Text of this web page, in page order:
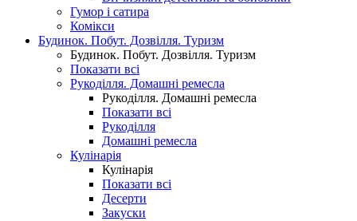
Гумор і сатира
Комікси
Будинок. Побут. Дозвілля. Туризм
Будинок. Побут. Дозвілля. Туризм
Показати всі
Рукоділля. Домашні ремесла
Рукоділля. Домашні ремесла
Показати всі
Рукоділля
Домашні ремесла
Кулінарія
Кулінарія
Показати всі
Десерти
Закуски